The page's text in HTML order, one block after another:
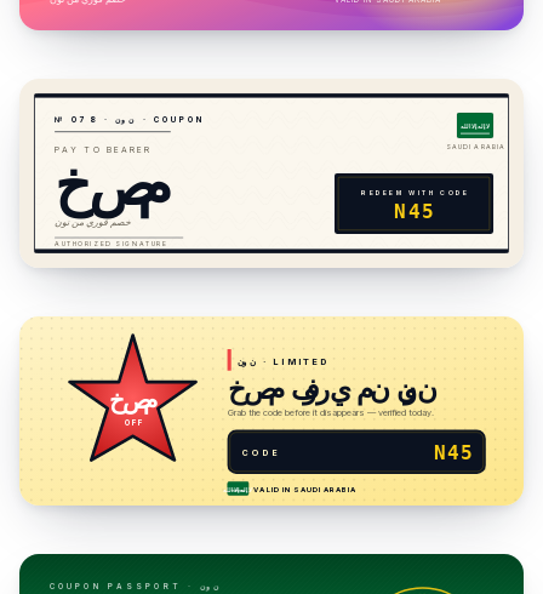
№ 0 7 8 · نون · COUPON
PAY TO BEARER
خصم
خصم فوري من نون
AUTHORIZED SIGNATURE
لا إله إلا الله
SAUDI ARABIA
REDEEM WITH CODE
N45
خصم
OFF
نون · LIMITED
خصم فوري من نون
Grab the code before it disappears — verified today.
CODE N45
لا إله إلا الله VALID IN SAUDI ARABIA
COUPON PASSPORT · نون